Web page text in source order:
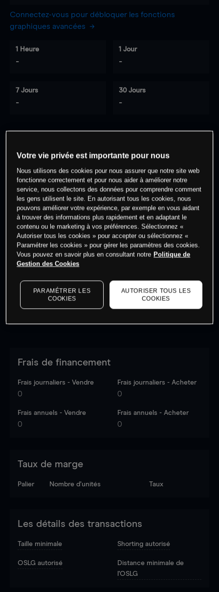
Connectez-vous pour débloquer les fonctions
graphiques avancées
1 Heure
-
1 Jour
-
7 Jours
-
30 Jours
-
cet actif
Commencez à trader
Les prix sont indicatifs.Connectez-vous pour voir les
dernières données du marché.
Frais de financement
Frais journaliers - Vendre
0
Frais journaliers - Acheter
0
Frais annuels - Vendre
0
Frais annuels - Acheter
0
Taux de marge
Palier Nombre d’unités Taux
Les détails des transactions
Taille minimale Shorting autorisé
OSLG autorisé
Distance minimale de
l'OSLG
Votre vie privée est importante pour nous
Nous utilisons des cookies pour nous assurer que notre site web
fonctionne correctement et pour nous aider à améliorer notre
service, nous collectons des données pour comprendre comment
les gens utilisent le site. En autorisant tous les cookies, nous
pouvons améliorer votre expérience, par exemple en vous aidant
à trouver des informations plus rapidement et en adaptant le
contenu ou le marketing à vos préférences. Sélectionnez «
Autoriser tous les cookies » pour accepter ou sélectionnez «
Paramétrer les cookies » pour gérer les paramètres des cookies.
Vous pouvez en savoir plus en consultant notre Politique de
Gestion des Cookies
PARAMÉTRER LES
COOKIES
AUTORISER TOUS LES
COOKIES